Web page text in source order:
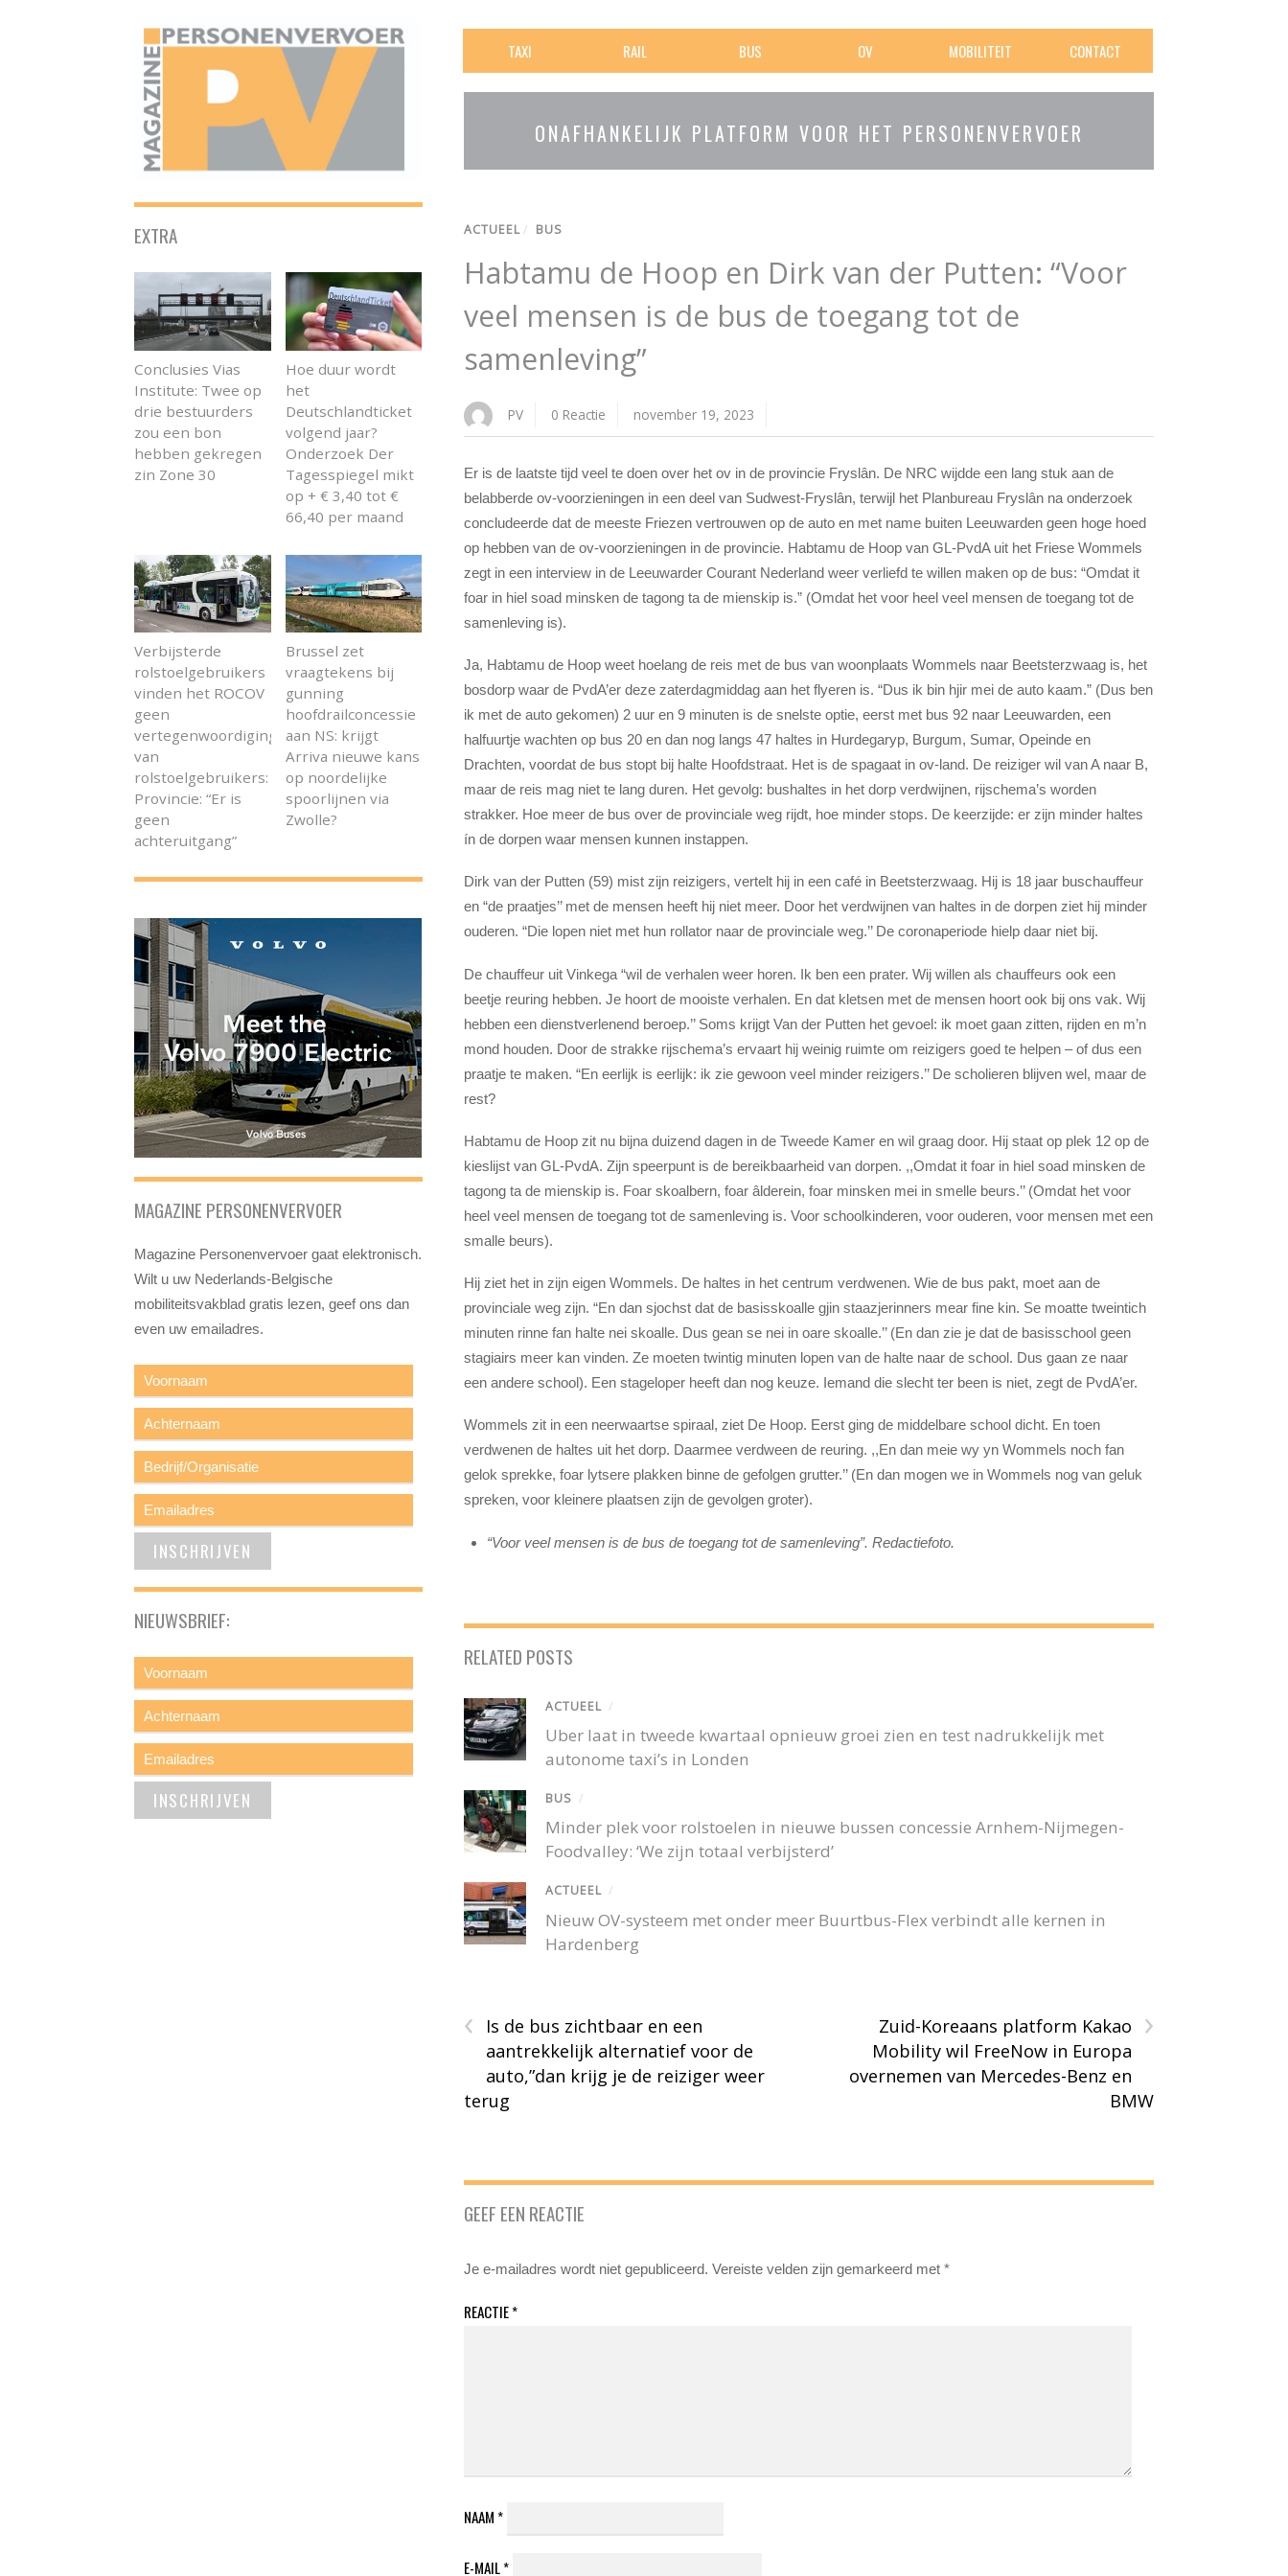
TAXI RAIL BUS OV MOBILITEIT CONTACT
ONAFHANKELIJK PLATFORM VOOR HET PERSONENVERVOER
ACTUEEL/ BUS
Habtamu de Hoop en Dirk van der Putten: “Voor
veel mensen is de bus de toegang tot de
samenleving”
PV 0 Reactie november 19, 2023
Er is de laatste tijd veel te doen over het ov in de provincie Fryslân. De NRC wijdde een lang stuk aan de
belabberde ov-voorzieningen in een deel van Sudwest-Fryslân, terwijl het Planbureau Fryslân na onderzoek
concludeerde dat de meeste Friezen vertrouwen op de auto en met name buiten Leeuwarden geen hoge hoed
op hebben van de ov-voorzieningen in de provincie. Habtamu de Hoop van GL-PvdA uit het Friese Wommels
zegt in een interview in de Leeuwarder Courant Nederland weer verliefd te willen maken op de bus: “Omdat it
foar in hiel soad minsken de tagong ta de mienskip is.” (Omdat het voor heel veel mensen de toegang tot de
samenleving is).
Ja, Habtamu de Hoop weet hoelang de reis met de bus van woonplaats Wommels naar Beetsterzwaag is, het
bosdorp waar de PvdA’er deze zaterdagmiddag aan het flyeren is. “Dus ik bin hjir mei de auto kaam.” (Dus ben
ik met de auto gekomen) 2 uur en 9 minuten is de snelste optie, eerst met bus 92 naar Leeuwarden, een
halfuurtje wachten op bus 20 en dan nog langs 47 haltes in Hurdegaryp, Burgum, Sumar, Opeinde en
Drachten, voordat de bus stopt bij halte Hoofdstraat. Het is de spagaat in ov-land. De reiziger wil van A naar B,
maar de reis mag niet te lang duren. Het gevolg: bushaltes in het dorp verdwijnen, rijschema’s worden
strakker. Hoe meer de bus over de provinciale weg rijdt, hoe minder stops. De keerzijde: er zijn minder haltes
ín de dorpen waar mensen kunnen instappen.
Dirk van der Putten (59) mist zijn reizigers, vertelt hij in een café in Beetsterzwaag. Hij is 18 jaar buschauffeur
en “de praatjes’’ met de mensen heeft hij niet meer. Door het verdwijnen van haltes in de dorpen ziet hij minder
ouderen. “Die lopen niet met hun rollator naar de provinciale weg.’’ De coronaperiode hielp daar niet bij.
De chauffeur uit Vinkega “wil de verhalen weer horen. Ik ben een prater. Wij willen als chauffeurs ook een
beetje reuring hebben. Je hoort de mooiste verhalen. En dat kletsen met de mensen hoort ook bij ons vak. Wij
hebben een dienstverlenend beroep.’’ Soms krijgt Van der Putten het gevoel: ik moet gaan zitten, rijden en m’n
mond houden. Door de strakke rijschema’s ervaart hij weinig ruimte om reizigers goed te helpen – of dus een
praatje te maken. “En eerlijk is eerlijk: ik zie gewoon veel minder reizigers.’’ De scholieren blijven wel, maar de
rest?
Habtamu de Hoop zit nu bijna duizend dagen in de Tweede Kamer en wil graag door. Hij staat op plek 12 op de
kieslijst van GL-PvdA. Zijn speerpunt is de bereikbaarheid van dorpen. ,,Omdat it foar in hiel soad minsken de
tagong ta de mienskip is. Foar skoalbern, foar âlderein, foar minsken mei in smelle beurs.’’ (Omdat het voor
heel veel mensen de toegang tot de samenleving is. Voor schoolkinderen, voor ouderen, voor mensen met een
smalle beurs).
Hij ziet het in zijn eigen Wommels. De haltes in het centrum verdwenen. Wie de bus pakt, moet aan de
provinciale weg zijn. “En dan sjochst dat de basisskoalle gjin staazjerinners mear fine kin. Se moatte tweintich
minuten rinne fan halte nei skoalle. Dus gean se nei in oare skoalle.’’ (En dan zie je dat de basisschool geen
stagiairs meer kan vinden. Ze moeten twintig minuten lopen van de halte naar de school. Dus gaan ze naar
een andere school). Een stageloper heeft dan nog keuze. Iemand die slecht ter been is niet, zegt de PvdA’er.
Wommels zit in een neerwaartse spiraal, ziet De Hoop. Eerst ging de middelbare school dicht. En toen
verdwenen de haltes uit het dorp. Daarmee verdween de reuring. ,,En dan meie wy yn Wommels noch fan
gelok sprekke, foar lytsere plakken binne de gefolgen grutter.’’ (En dan mogen we in Wommels nog van geluk
spreken, voor kleinere plaatsen zijn de gevolgen groter).
“Voor veel mensen is de bus de toegang tot de samenleving”. Redactiefoto.
RELATED POSTS
ACTUEEL /
Uber laat in tweede kwartaal opnieuw groei zien en test nadrukkelijk met
autonome taxi’s in Londen
BUS /
Minder plek voor rolstoelen in nieuwe bussen concessie Arnhem-Nijmegen-
Foodvalley: ‘We zijn totaal verbijsterd’
ACTUEEL /
Nieuw OV-systeem met onder meer Buurtbus-Flex verbindt alle kernen in
Hardenberg
‹
Is de bus zichtbaar en een
aantrekkelijk alternatief voor de
auto,”dan krijg je de reiziger weer
terug
›
Zuid-Koreaans platform Kakao
Mobility wil FreeNow in Europa
overnemen van Mercedes-Benz en
BMW
GEEF EEN REACTIE
Je e-mailadres wordt niet gepubliceerd. Vereiste velden zijn gemarkeerd met*
REACTIE*
NAAM *
E-MAIL*
EXTRA
Conclusies Vias
Institute: Twee op
drie bestuurders
zou een bon
hebben gekregen
zin Zone 30
Hoe duur wordt
het
Deutschlandticket
volgend jaar?
Onderzoek Der
Tagesspiegel mikt
op + € 3,40 tot €
66,40 per maand
Verbijsterde
rolstoelgebruikers
vinden het ROCOV
geen
vertegenwoordiging
van
rolstoelgebruikers:
Provincie: “Er is
geen
achteruitgang”
Brussel zet
vraagtekens bij
gunning
hoofdrailconcessie
aan NS: krijgt
Arriva nieuwe kans
op noordelijke
spoorlijnen via
Zwolle?
MAGAZINE PERSONENVERVOER
Magazine Personenvervoer gaat elektronisch.
Wilt u uw Nederlands-Belgische
mobiliteitsvakblad gratis lezen, geef ons dan
even uw emailadres.
NIEUWSBRIEF: